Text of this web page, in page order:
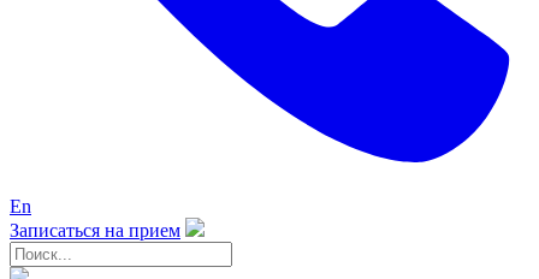
En
Записаться на прием